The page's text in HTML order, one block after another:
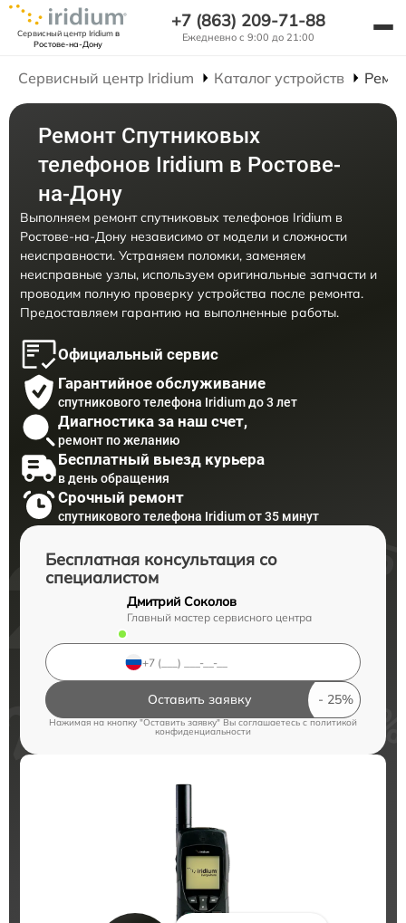
Сервисный центр Iridiumв
Ростове-на-Дону
+7 (863) 209-71-88
Ежедневно с 9:00 до 21:00
Сервисный центр Iridium Каталог устройств
Ремонт Спутниковых
телефонов Iridium в Ростове-
на-Дону
Выполняем ремонт спутниковых телефонов Iridium в
Ростове-на-Дону независимо от модели и сложности
неисправности. Устраняем поломки, заменяем
неисправные узлы, используем оригинальные запчасти и
проводим полную проверку устройства после ремонта.
Предоставляем гарантию на выполненные работы.
Официальный сервис
Гарантийное обслуживание
спутникового телефона Iridium до 3 лет
Диагностика за наш счет,
ремонт по желанию
Бесплатный выезд курьера
в день обращения
Срочный ремонт
спутникового телефона Iridium от 35 минут
Бесплатная консультация со
специалистом
Дмитрий Соколов
Главный мастер сервисного центра
Оставить заявку
Нажимая на кнопку "Оставить заявку" Вы соглашаетесь c политикой
конфиденциальности